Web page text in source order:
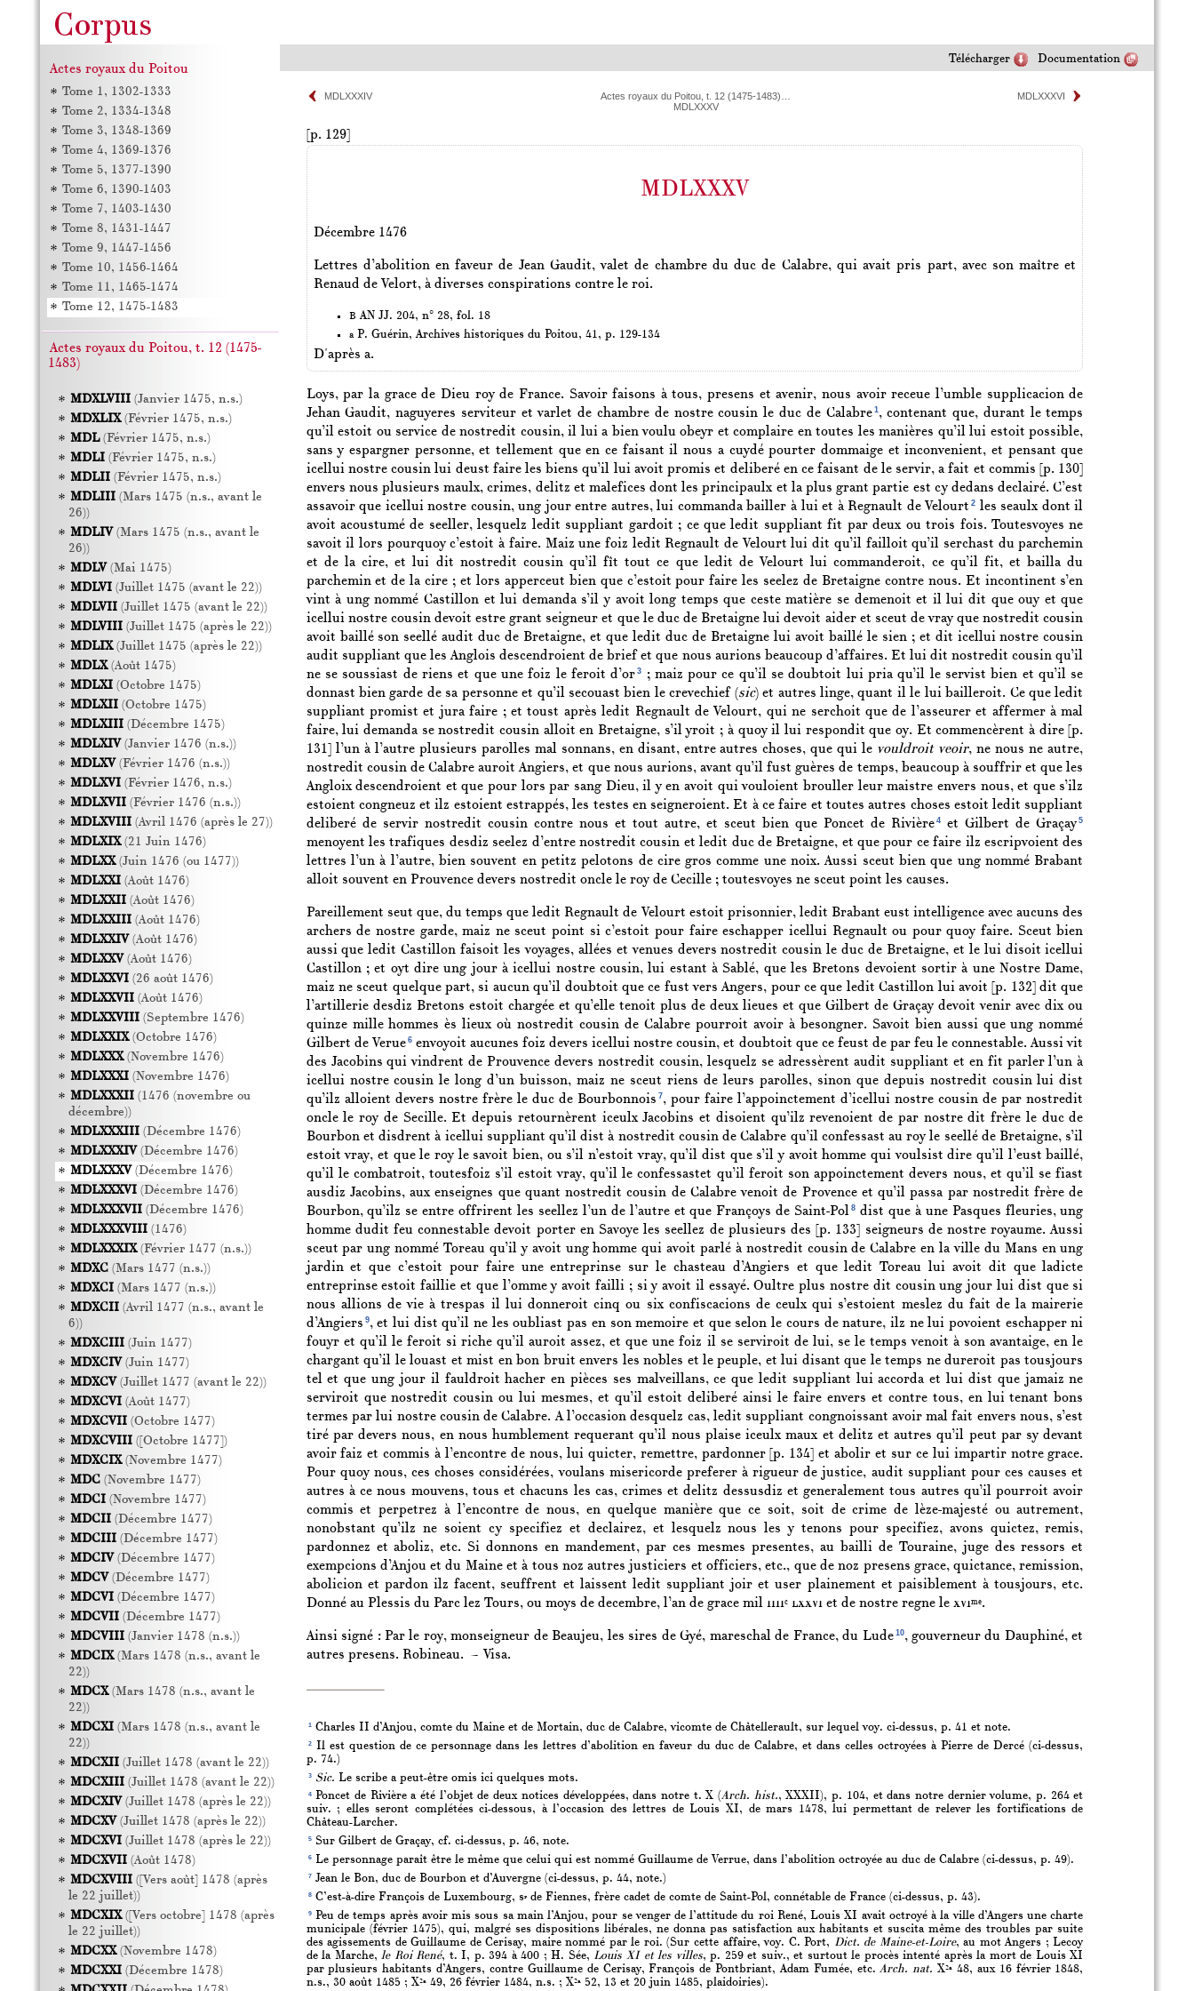
Documentation
Télécharger
MDLXXXIV MDLXXXVI
Actes royaux du Poitou, t. 12 (1475-1483)…
MDLXXXV
[p. 129]
MDLXXXV
Décembre 1476
Lettres d’abolition en faveur de Jean Gaudit, valet de chambre du duc de Calabre, qui avait pris part, avec son maître et
Renaud de Velort, à diverses conspirations contre le roi.
B AN JJ. 204, n° 28, fol. 18
aP. Guérin,Archives historiques du Poitou, 41, p. 129-134
D'après a.
Loys, par la grace de Dieu roy de France. Savoir faisons à tous, presens et avenir, nous avoir receue l’umble supplicacion de
Jehan Gaudit, naguyeres serviteur et varlet de chambre de nostre cousin le duc de Calabre 1, contenant que, durant le temps
qu’il estoit ou service de nostredit cousin, il lui a bien voulu obeyr et complaire en toutes les manières qu’il lui estoit possible,
sans y espargner personne, et tellement que en ce faisant il nous a cuydé pourter dommaige et inconvenient, et pensant que
icellui nostre cousin lui deust faire les biens qu’il lui avoit promis et deliberé en ce faisant de le servir, a fait et commis [p. 130]
envers nous plusieurs maulx, crimes, delitz et malefices dont les principaulx et la plus grant partie est cy dedans declairé. C’est
assavoir que icellui nostre cousin, ung jour entre autres, lui commanda bailler à lui et à Regnault de Velourt 2 les seaulx dont il
avoit acoustumé de seeller, lesquelz ledit suppliant gardoit ; ce que ledit suppliant fit par deux ou trois fois. Toutesvoyes ne
savoit il lors pourquoy c’estoit à faire. Maiz une foiz ledit Regnault de Velourt lui dit qu’il failloit qu’il serchast du parchemin
et de la cire, et lui dit nostredit cousin qu’il fît tout ce que ledit de Velourt lui commanderoit, ce qu’il fit, et bailla du
parchemin et de la cire ; et lors apperceut bien que c’estoit pour faire les seelez de Bretaigne contre nous. Et incontinent s’en
vint à ung nommé Castillon et lui demanda s’il y avoit long temps que ceste matière se demenoit et il lui dit que ouy et que
icellui nostre cousin devoit estre grant seigneur et que le duc de Bretaigne lui devoit aider et sceut de vray que nostredit cousin
avoit baillé son seellé audit duc de Bretaigne, et que ledit duc de Bretaigne lui avoit baillé le sien ; et dit icellui nostre cousin
audit suppliant que les Anglois descendroient de brief et que nous aurions beaucoup d’affaires. Et lui dit nostredit cousin qu’il
ne se soussiast de riens et que une foiz le feroit d’or 3
; maiz pour ce qu’il se doubtoit lui pria qu’il le servist bien et qu’il se
donnast bien garde de sa personne et qu’il secouast bien le crevechief (sic) et autres linge, quant il le lui bailleroit. Ce que ledit
suppliant promist et jura faire ; et toust après ledit Regnault de Velourt, qui ne serchoit que de l’asseurer et affermer à mal
faire, lui demanda se nostredit cousin alloit en Bretaigne, s’il yroit ; à quoy il lui respondit que oy. Et commencèrent à dire [p.
131]
l’un à l’autre plusieurs parolles mal sonnans, en disant, entre autres choses, que qui le vouldroit veoir, ne nous ne autre,
nostredit cousin de Calabre auroit Angiers, et que nous aurions, avant qu’il fust guères de temps, beaucoup à souffrir et que les
Angloix descendroient et que pour lors par sang Dieu, il y en avoit qui vouloient brouller leur maistre envers nous, et que s’ilz
estoient congneuz et ilz estoient estrappés, les testes en seigneroient. Et à ce faire et toutes autres choses estoit ledit suppliant
deliberé de servir nostredit cousin contre nous et tout autre, et sceut bien que Poncet de Rivière 4 et Gilbert de Graçay 5
menoyent les trafiques desdiz seelez d’entre nostredit cousin et ledit duc de Bretaigne, et que pour ce faire ilz escripvoient des
lettres l’un à l’autre, bien souvent en petitz pelotons de cire gros comme une noix. Aussi sceut bien que ung nommé Brabant
alloit souvent en Prouvence devers nostredit oncle le roy de Cecille ; toutesvoyes ne sceut point les causes.
Pareillement seut que, du temps que ledit Regnault de Velourt estoit prisonnier, ledit Brabant eust intelligence avec aucuns des
archers de nostre garde, maiz ne sceut point si c’estoit pour faire eschapper icellui Regnault ou pour quoy faire. Sceut bien
aussi que ledit Castillon faisoit les voyages, allées et venues devers nostredit cousin le duc de Bretaigne, et le lui disoit icellui
Castillon ; et oyt dire ung jour à icellui nostre cousin, lui estant à Sablé, que les Bretons devoient sortir à une Nostre Dame,
maiz ne sceut quelque part, si aucun qu’il doubtoit que ce fust vers Angers, pour ce que ledit Castillon lui avoit [p. 132] dit que
l’artillerie desdiz Bretons estoit chargée et qu’elle tenoit plus de deux lieues et que Gilbert de Graçay devoit venir avec dix ou
quinze mille hommes ès lieux où nostredit cousin de Calabre pourroit avoir à besongner. Savoit bien aussi que ung nommé
Gilbert de Verue 6envoyoit aucunes foiz devers icellui nostre cousin, et doubtoit que ce feust de par feu le connestable. Aussi vit
des Jacobins qui vindrent de Prouvence devers nostredit cousin, lesquelz se adressèrent audit suppliant et en fit parler l’un à
icellui nostre cousin le long d’un buisson, maiz ne sceut riens de leurs parolles, sinon que depuis nostredit cousin lui dist
qu’ilz alloient devers nostre frère le duc de Bourbonnois 7, pour faire l’appoinctement d’icellui nostre cousin de par nostredit
oncle le roy de Secille. Et depuis retournèrent iceulx Jacobins et disoient qu’ilz revenoient de par nostre dit frère le duc de
Bourbon et disdrent à icellui suppliant qu’il dist à nostredit cousin de Calabre qu’il confessast au roy le seellé de Bretaigne, s’il
estoit vray, et que le roy le savoit bien, ou s’il n’estoit vray, qu’il dist que s’il y avoit homme qui voulsist dire qu’il l’eust baillé,
qu’il le combatroit, toutesfoiz s’il estoit vray, qu’il le confessastet qu’il feroit son appoinctement devers nous, et qu’il se fiast
ausdiz Jacobins, aux enseignes que quant nostredit cousin de Calabre venoit de Provence et qu’il passa par nostredit frère de
Bourbon, qu’ilz se entre offrirent les seellez l’un de l’autre et que Françoys de Saint-Pol 8 dist que à une Pasques fleuries, ung
homme dudit feu connestable devoit porter en Savoye les seellez de plusieurs des
[p. 133]
seigneurs de nostre royaume. Aussi
sceut par ung nommé Toreau qu’il y avoit ung homme qui avoit parlé à nostredit cousin de Calabre en la ville du Mans en ung
jardin et que c’estoit pour faire une entreprinse sur le chasteau d’Angiers et que ledit Toreau lui avoit dit que ladicte
entreprinse estoit faillie et que l’omme y avoit failli ; si y avoit il essayé. Oultre plus nostre dit cousin ung jour lui dist que si
nous allions de vie à trespas il lui donneroit cinq ou six confiscacions de ceulx qui s’estoient meslez du fait de la mairerie
d’Angiers 9, et lui dist qu’il ne les oubliast pas en son memoire et que selon le cours de nature, ilz ne lui povoient eschapper ni
fouyr et qu’il le feroit si riche qu’il auroit assez, et que une foiz il se serviroit de lui, se le temps venoit à son avantaige, en le
chargant qu’il le louast et mist en bon bruit envers les nobles et le peuple, et lui disant que le temps ne dureroit pas tousjours
tel et que ung jour il fauldroit hacher en pièces ses malveillans, ce que ledit suppliant lui accorda et lui dist que jamaiz ne
serviroit que nostredit cousin ou lui mesmes, et qu’il estoit deliberé ainsi le faire envers et contre tous, en lui tenant bons
termes par lui nostre cousin de Calabre. A l’occasion desquelz cas, ledit suppliant congnoissant avoir mal fait envers nous, s’est
tiré par devers nous, en nous humblement requerant qu’il nous plaise iceulx maux et delitz et autres qu’il peut par sy devant
avoir faiz et commis à l’encontre de nous, lui quicter, remettre, pardonner [p. 134] et abolir et sur ce lui impartir notre grace.
Pour quoy nous, ces choses considérées, voulans misericorde preferer à rigueur de justice, audit suppliant pour ces causes et
autres à ce nous mouvens, tous et chacuns les cas, crimes et delitz dessusdiz et generalement tous autres qu’il pourroit avoir
commis et perpetrez à l’encontre de nous, en quelque manière que ce soit, soit de crime de lèze-majesté ou autrement,
nonobstant qu’ilz ne soient cy specifiez et declairez, et lesquelz nous les y tenons pour specifiez, avons quictez, remis,
pardonnez et aboliz, etc. Si donnons en mandement, par ces mesmes presentes, au bailli de Touraine, juge des ressors et
exempcions d’Anjou et du Maine et à tous noz autres justiciers et officiers, etc., que de noz presens grace, quictance, remission,
abolicion et pardon ilz facent, seuffrent et laissent ledit suppliant joir et user plainement et paisiblement à tousjours, etc.
Donné au Plessis du Parc lez Tours, ou moys de decembre, l’an de grace mil iiiic lxxviet de nostre regne le xvime.
Ainsi signé : Par le roy, monseigneur de Beaujeu, les sires de Gyé, mareschal de France, du Lude 10, gouverneur du Dauphiné, et
autres presens. Robineau. — Visa.
1Charles II d’Anjou, comte du Maine et de Mortain, duc de Calabre, vicomte de Châtellerault, sur lequel voy. ci-dessus, p. 41 et note.
2Il est question de ce personnage dans les lettres d’abolition en faveur du duc de Calabre, et dans celles octroyées à Pierre de Dercé (ci-dessus,
p. 74.)
3 Sic. Le scribe a peut-être omis ici quelques mots.
4Poncet de Rivière a été l’objet de deux notices développées, dans notre t. X (Arch. hist., XXXII), p. 104, et dans notre dernier volume, p. 264 et
suiv. ; elles seront complétées ci-dessous, à l’occasion des lettres de Louis XI, de mars 1478, lui permettant de relever les fortifications de
Château-Larcher.
5Sur Gilbert de Graçay, cf. ci-dessus, p. 46, note.
6Le personnage paraît être le même que celui qui est nommé Guillaume de Verrue, dans l’abolition octroyée au duc de Calabre (ci-dessus, p. 49).
7Jean le Bon, duc de Bourbon et d’Auvergne (ci-dessus, p. 44, note.)
8C’est-à-dire François de Luxembourg, srde Fiennes, frère cadet de comte de Saint-Pol, connétable de France (ci-dessus, p. 43).
9Peu de temps après avoir mis sous sa main l’Anjou, pour se venger de l’attitude du roi René, Louis XI avait octroyé à la ville d’Angers une charte
municipale (février 1475), qui, malgré ses dispositions libérales, ne donna pas satisfaction aux habitants et suscita même des troubles par suite
des agissements de Guillaume de Cerisay, maire nommé par le roi. (Sur cette affaire, voy. C. Port, Dict. de Maine-et-Loire, au mot Angers ; Lecoy
de la Marche,le Roi René, t. I, p. 394 à 400 ; H. Sée, Louis XI et les villes, p. 259 et suiv., et surtout le procès intenté après la mort de Louis XI
par plusieurs habitants d’Angers, contre Guillaume de Cerisay, François de Pontbriant, Adam Fumée, etc.Arch. nat. X2a
48, aux 16 février 1848,
n.s., 30 août 1485 ; X2a49, 26 février 1484, n.s. ; X2a52, 13 et 20 juin 1485, plaidoiries).
Actes royaux du Poitou
Tome 1, 1302-1333
Tome 2, 1334-1348
Tome 3, 1348-1369
Tome 4, 1369-1376
Tome 5, 1377-1390
Tome 6, 1390-1403
Tome 7, 1403-1430
Tome 8, 1431-1447
Tome 9, 1447-1456
Tome 10, 1456-1464
Tome 11, 1465-1474
Tome 12, 1475-1483
Actes royaux du Poitou, t. 12 (1475-
1483)
MDXLVIII(Janvier 1475, n.s.)
MDXLIX(Février 1475, n.s.)
MDL(Février 1475, n.s.)
MDLI(Février 1475, n.s.)
MDLII(Février 1475, n.s.)
MDLIII(Mars 1475 (n.s., avant le
26))
MDLIV(Mars 1475 (n.s., avant le
26))
MDLV(Mai 1475)
MDLVI(Juillet 1475 (avant le 22))
MDLVII(Juillet 1475 (avant le 22))
MDLVIII(Juillet 1475 (après le 22))
MDLIX(Juillet 1475 (après le 22))
MDLX(Août 1475)
MDLXI(Octobre 1475)
MDLXII(Octobre 1475)
MDLXIII(Décembre 1475)
MDLXIV(Janvier 1476 (n.s.))
MDLXV(Février 1476 (n.s.))
MDLXVI(Février 1476, n.s.)
MDLXVII(Février 1476 (n.s.))
MDLXVIII(Avril 1476 (après le 27))
MDLXIX(21 Juin 1476)
MDLXX(Juin 1476 (ou 1477))
MDLXXI(Août 1476)
MDLXXII(Août 1476)
MDLXXIII(Août 1476)
MDLXXIV(Août 1476)
MDLXXV(Août 1476)
MDLXXVI(26 août 1476)
MDLXXVII(Août 1476)
MDLXXVIII(Septembre 1476)
MDLXXIX(Octobre 1476)
MDLXXX(Novembre 1476)
MDLXXXI(Novembre 1476)
MDLXXXII(1476 (novembre ou
décembre))
MDLXXXIII(Décembre 1476)
MDLXXXIV(Décembre 1476)
MDLXXXV(Décembre 1476)
MDLXXXVI(Décembre 1476)
MDLXXXVII(Décembre 1476)
MDLXXXVIII(1476)
MDLXXXIX(Février 1477 (n.s.))
MDXC(Mars 1477 (n.s.))
MDXCI(Mars 1477 (n.s.))
MDXCII(Avril 1477 (n.s., avant le
6))
MDXCIII(Juin 1477)
MDXCIV(Juin 1477)
MDXCV(Juillet 1477 (avant le 22))
MDXCVI(Août 1477)
MDXCVII(Octobre 1477)
MDXCVIII([Octobre 1477])
MDXCIX(Novembre 1477)
MDC(Novembre 1477)
MDCI(Novembre 1477)
MDCII(Décembre 1477)
MDCIII(Décembre 1477)
MDCIV(Décembre 1477)
MDCV(Décembre 1477)
MDCVI(Décembre 1477)
MDCVII(Décembre 1477)
MDCVIII(Janvier 1478 (n.s.))
MDCIX(Mars 1478 (n.s., avant le
22))
MDCX(Mars 1478 (n.s., avant le
22))
MDCXI(Mars 1478 (n.s., avant le
22))
MDCXII(Juillet 1478 (avant le 22))
MDCXIII(Juillet 1478 (avant le 22))
MDCXIV(Juillet 1478 (après le 22))
MDCXV(Juillet 1478 (après le 22))
MDCXVI(Juillet 1478 (après le 22))
MDCXVII(Août 1478)
MDCXVIII([Vers août] 1478 (après
le 22 juillet))
MDCXIX([Vers octobre] 1478 (après
le 22 juillet))
MDCXX(Novembre 1478)
MDCXXI(Décembre 1478)